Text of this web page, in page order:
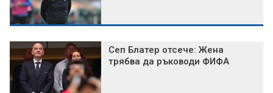
Сеп Блатер отсече: Жена
трябва да ръководи ФИФА